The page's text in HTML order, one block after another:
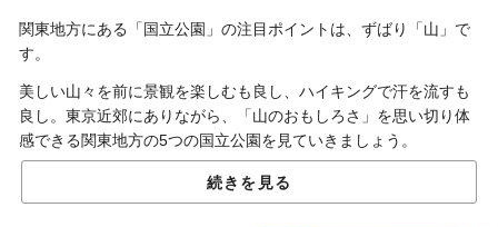
関東地方にある「国立公園」の注目ポイントは、ずばり「山」で
す。
美しい山々を前に景観を楽しむも良し、ハイキングで汗を流すも
良し。東京近郊にありながら、「山のおもしろさ」を思い切り体
感できる関東地方の5つの国立公園を見ていきましょう。
続きを見る